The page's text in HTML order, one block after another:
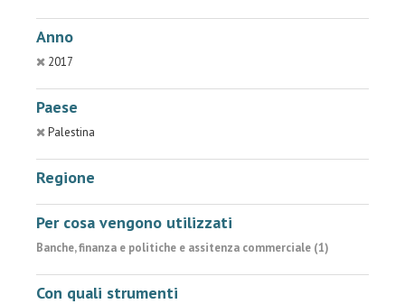
Anno
2017
Paese
Palestina
Regione
Per cosa vengono utilizzati
Banche, finanza e politiche e assitenza commerciale (1)
Con quali strumenti